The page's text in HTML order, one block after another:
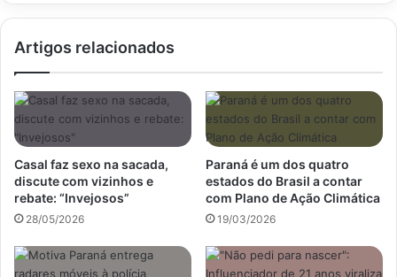
Oficial
Artigos relacionados
Casal faz sexo na sacada,
discute com vizinhos e
rebate: “Invejosos”
28/05/2026
Paraná é um dos quatro
estados do Brasil a contar
com Plano de Ação Climática
19/03/2026